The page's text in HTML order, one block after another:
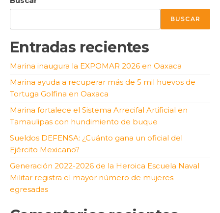
BUSCAR
Entradas recientes
Marina inaugura la EXPOMAR 2026 en Oaxaca
Marina ayuda a recuperar más de 5 mil huevos de
Tortuga Golfina en Oaxaca
Marina fortalece el Sistema Arrecifal Artificial en
Tamaulipas con hundimiento de buque
Sueldos DEFENSA: ¿Cuánto gana un oficial del
Ejército Mexicano?
Generación 2022-2026 de la Heroica Escuela Naval
Militar registra el mayor número de mujeres
egresadas